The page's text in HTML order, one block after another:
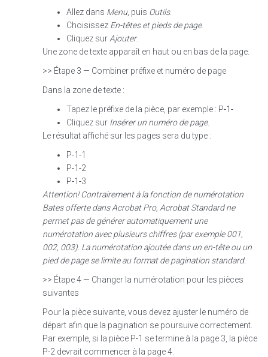
Allez dans Menu, puis Outils.
Choisissez En‑têtes et pieds de page.
Cliquez sur Ajouter.
Une zone de texte apparaît en haut ou en bas de la page.
>> Étape 3 — Combiner préfixe et numéro de page
Dans la zone de texte :
Tapez le préfixe de la pièce, par exemple : P‑1‑
Cliquez sur Insérer un numéro de page.
Le résultat affiché sur les pages sera du type :
P‑1‑1
P‑1‑2
P‑1‑3
Attention! Contrairement à la fonction de numérotation
Bates offerte dans Acrobat Pro, Acrobat Standard ne
permet pas de générer automatiquement une
numérotation avec plusieurs chiffres (par exemple 001,
002, 003). La numérotation ajoutée dans un en‑tête ou un
pied de page se limite au format de pagination standard.
>> Étape 4 — Changer la numérotation pour les pièces
suivantes
Pour la pièce suivante, vous devez ajuster le numéro de
départ afin que la pagination se poursuive correctement.
Par exemple, si la pièce P‑1 se termine à la page 3, la pièce
P‑2 devrait commencer à la page 4.